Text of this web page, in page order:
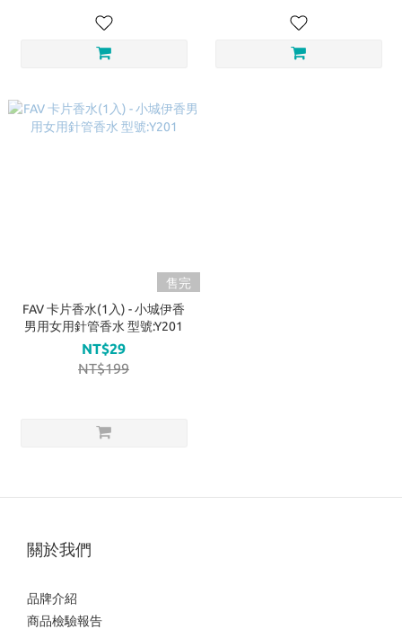
售完
FAV 卡片香水(1入) - 小城伊香
男用女用針管香水 型號:Y201
NT$29
NT$199
關於我們
品牌介紹
商品檢驗報告